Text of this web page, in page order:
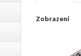
Zobrazení